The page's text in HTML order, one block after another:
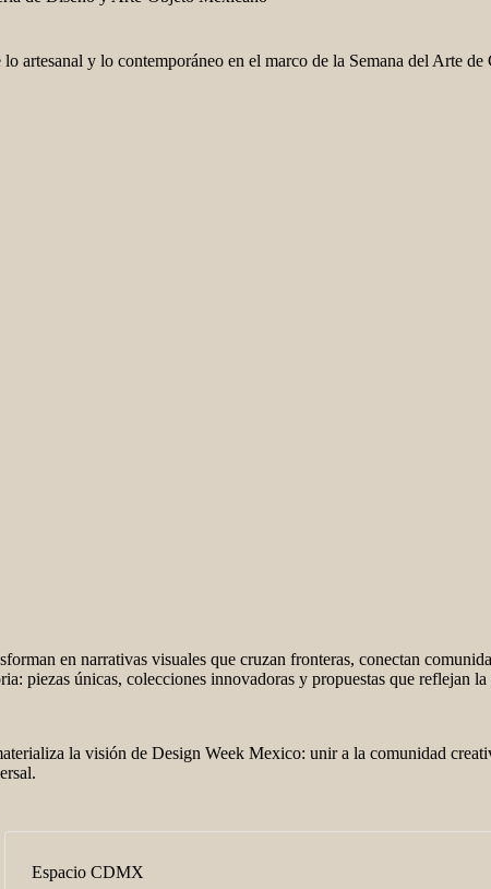
artesanal y lo contemporáneo en el marco de la Semana del Arte
en narrativas visuales que cruzan fronteras, conectan
piezas únicas, colecciones innovadoras y propuestas que reflejan
la visión de Design Week Mexico: unir a la comunidad
Espacio CDMX